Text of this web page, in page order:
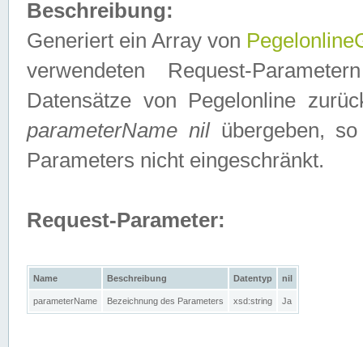
Beschreibung:
Generiert ein Array von
verwendeten Request-
Datensätze von Pegelonline
parameterName nilübergeben, so
Parameters nicht eingeschränkt.
Request-Parameter:
Name Beschreibung Datentyp nil
parameterName Bezeichnung des Parameters xsd:string Ja